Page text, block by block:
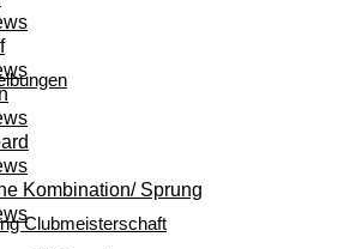
Clubmeisterschaft
Kombination/ Sprung